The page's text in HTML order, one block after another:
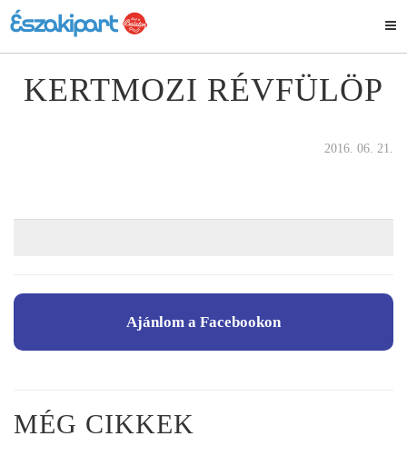
KERTMOZI RÉVFÜLÖP
2016. 06. 21.
Ajánlom a Facebookon
MÉG CIKKEK